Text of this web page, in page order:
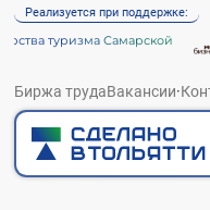
Реализуется при поддержке:
туризма Самарской
Биржа трудаВакансии·